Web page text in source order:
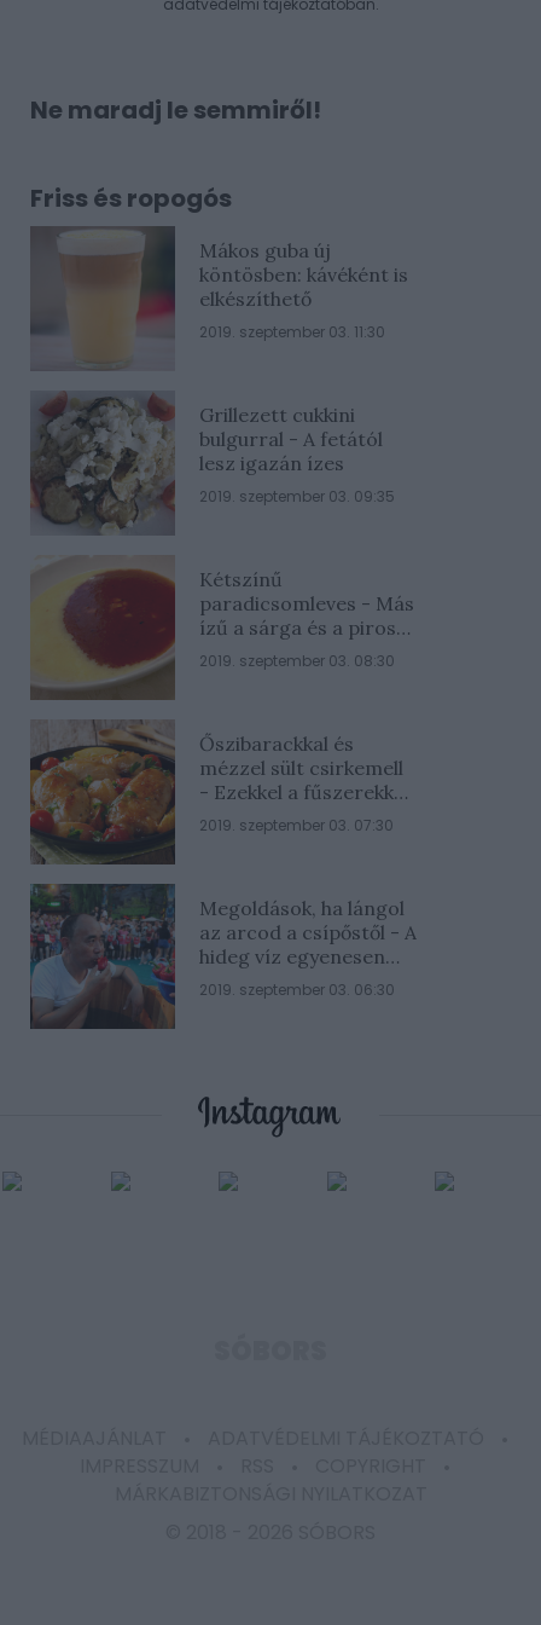
adatvédelmi tájékoztatóban.
Friss és ropogós
Mákos guba új
köntösben: kávéként is
elkészíthető
2019. szeptember 03. 11:30
Grillezett cukkini
bulgurral - A fetától
lesz igazán ízes
2019. szeptember 03. 09:35
Kétszínű
paradicsomleves - Más
ízű a sárga és a piros
rész
2019. szeptember 03. 08:30
Őszibarackkal és
mézzel sült csirkemell
- Ezekkel a fűszerekkel
lesz a legfinomabb
2019. szeptember 03. 07:30
Megoldások, ha lángol
az arcod a csípőstől - A
hideg víz egyenesen
rossz ötlet
2019. szeptember 03. 06:30
Ne maradj le semmiről!